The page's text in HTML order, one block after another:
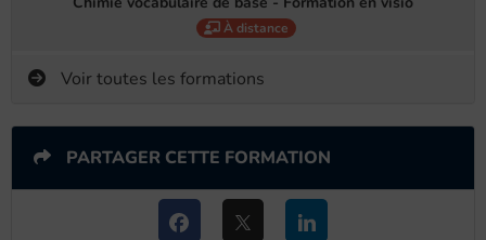
À distance
Voir toutes les formations
PARTAGER CETTE FORMATION